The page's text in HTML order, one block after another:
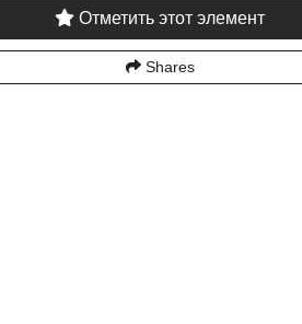
Отметить этот элемент
Shares